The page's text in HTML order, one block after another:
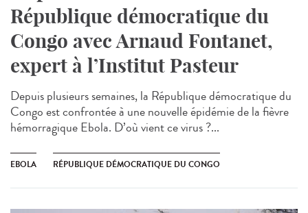
République démocratique du
Congo avec Arnaud Fontanet,
expert à l’Institut Pasteur
Depuis plusieurs semaines, la République démocratique du
Congo est confrontée à une nouvelle épidémie de la fièvre
hémorragique Ebola. D’où vient ce virus ?...
EBOLA RÉPUBLIQUE DÉMOCRATIQUE DU CONGO